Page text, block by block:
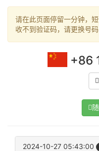
请在此页面停留一分钟，
收不到验证码，请更换号码
+86
2024-10-27 05:43:00